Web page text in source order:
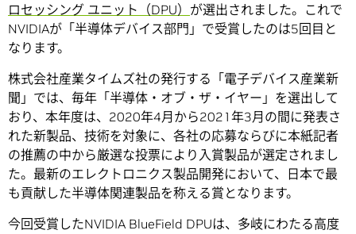
ロセッシング ユニット（DPU） が選出されました。これで
NVIDIAが「半導体デバイス部門」で受賞したのは5回目と
なります。
株式会社産業タイムズ社の発行する「電子デバイス産業新
聞」では、毎年「半導体・オブ・ザ・イヤー」を選出して
おり、本年度は、2020年4月から2021年3月の間に発表さ
れた新製品、技術を対象に、各社の応募ならびに本紙記者
の推薦の中から厳選な投票により入賞製品が選定されまし
た。最新のエレクトロニクス製品開発において、日本で最
も貢献した半導体関連製品を称える賞となります。
今回受賞したNVIDIA BlueField DPUは、多岐にわたる高度